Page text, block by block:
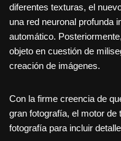
diferentes texturas, el
una red neuronal profunda
automático.
objeto en cuestión de
creación de imágenes.
Con la firme creencia de
gran fotografía, el motor de
fotografía para incluir